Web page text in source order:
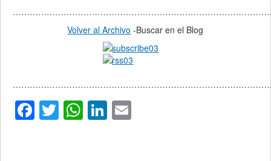
Volver al Archivo -Buscar en el Blog
Facebook
Twitter
WhatsApp
LinkedIn